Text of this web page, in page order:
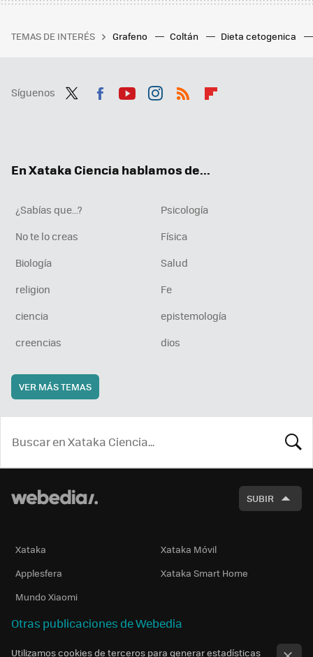
TEMAS DE INTERÉS Grafeno Coltán Dieta cetogenica
Síguenos
En Xataka Ciencia hablamos de...
¿Sabías que...?
Psicología
No te lo creas
Física
Biología
Salud
religion
Fe
ciencia
epistemología
creencias
dios
VER MÁS TEMAS
SUBIR
Xataka
Xataka Móvil
Applesfera
Xataka Smart Home
Mundo Xiaomi
Otras publicaciones de Webedia
Utilizamos cookies de terceros para generar estadísticas